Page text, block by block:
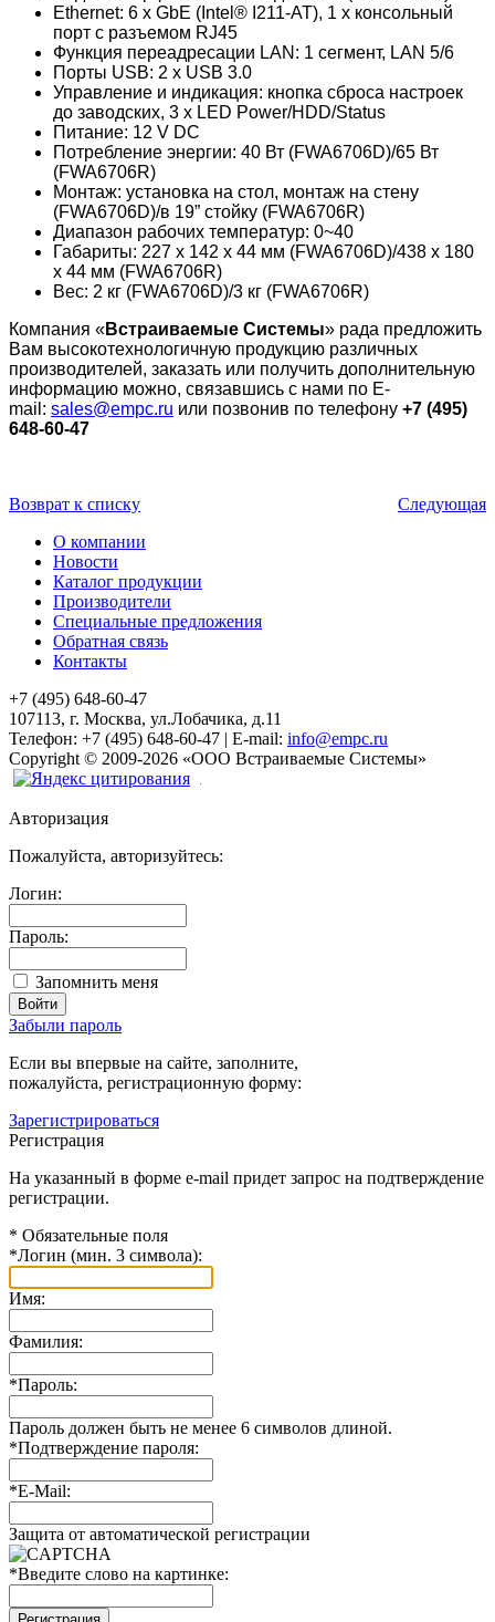
Ethernet: 6 x GbE (Intel® I211-AT), 1 х консольный
порт с разъемом RJ45
Функция переадресации LAN: 1 сегмент, LAN 5/6
Порты USB: 2 х USB 3.0
Управление и индикация: кнопка сброса настроек
до заводских, 3 х LED Power/HDD/Status
Питание: 12 V DC
Потребление энергии: 40 Вт (FWA6706D)/65 Вт
(FWA6706R)
Монтаж: установка на стол, монтаж на стену
(FWA6706D)/в 19” стойку (FWA6706R)
Диапазон рабочих температур: 0~40
Габариты: 227 x 142 x 44 мм (FWA6706D)/438 х 180
х 44 мм (FWA6706R)
Вес: 2 кг (FWA6706D)/3 кг (FWA6706R)
Компания «Встраиваемые Cистемы» рада предложить
Вам высокотехнологичную продукцию различных
производителей, заказать или получить дополнительную
информацию можно, связавшись с нами по E-
mail: sales@empc.ru или позвонив по телефону +7 (495)
648-60-47
Возврат к списку
Следующая
О компании
Новости
Каталог продукции
Производители
Специальные предложения
Обратная связь
Контакты
+7 (495) 648-60-47
107113, г. Москва, ул.Лобачика, д.11
Телефон: +7 (495) 648-60-47 | E-mail: info@empc.ru
Copyright © 2009-2026 «ООО Встраиваемые Системы»
Авторизация
Пожалуйста, авторизуйтесь:
Логин:
Пароль:
Запомнить меня
Забыли пароль
Если вы впервые на сайте, заполните,
пожалуйста, регистрационную форму:
Зарегистрироваться
Регистрация
На указанный в форме e-mail придет запрос на подтверждение
регистрации.
* Обязательные поля
*Логин (мин. 3 символа):
Имя:
Фамилия:
*Пароль:
Пароль должен быть не менее 6 символов длиной.
*Подтверждение пароля:
*E-Mail:
Защита от автоматической регистрации
*Введите слово на картинке: